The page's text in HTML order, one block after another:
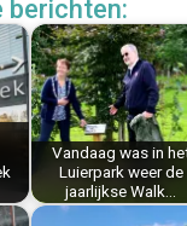
k
e
d
I
n
i
l
t
s
A
p
p
e
n
berichten:
Vandaag was in
Luierpark weer de
jaarlijkse Walk…